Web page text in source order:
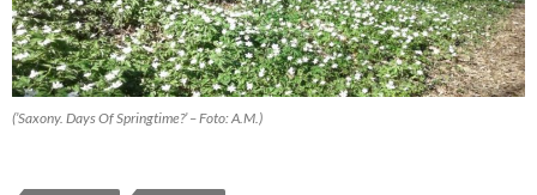
(’Saxony. Days Of Springtime?’ – Foto: A.M.)